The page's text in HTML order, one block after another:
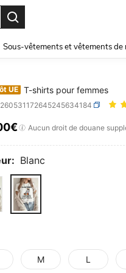
Sous-vêtements et vêtements de
UE T-shirts pour femmes
AND
Aucun droit de douane
Blanc
M L